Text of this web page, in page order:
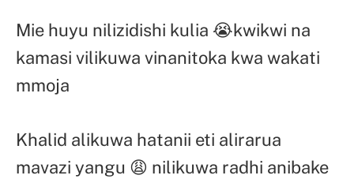
Mie huyu nilizidishi kulia 😭kwikwi na
kamasi vilikuwa vinanitoka kwa wakati
mmoja
Khalid alikuwa hatanii eti alirarua
mavazi yangu 😩 nilikuwa radhi anibake